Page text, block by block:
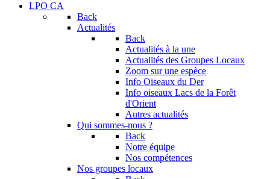
LPO CA
Back
Actualités
Back
Actualités à la une
Actualités des Groupes Locaux
Zoom sur une espèce
Info Oiseaux du Der
Info oiseaux Lacs de la Forêt
d'Orient
Autres actualités
Qui sommes-nous ?
Back
Notre équipe
Nos compétences
Nos groupes locaux